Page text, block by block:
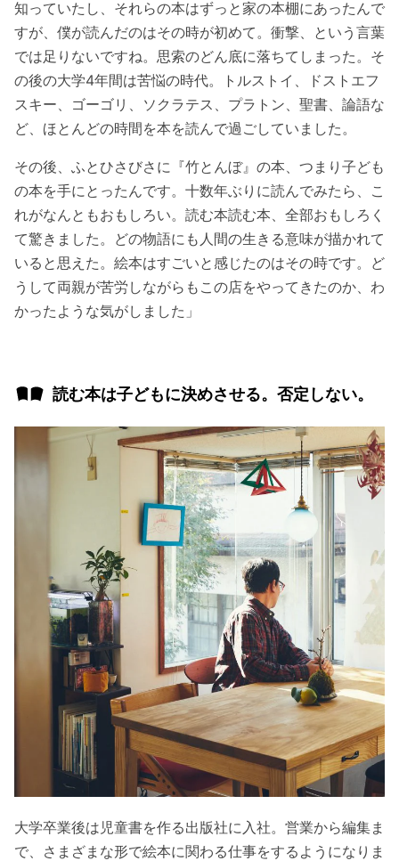
知っていたし、それらの本はずっと家の本棚にあったんで
すが、僕が読んだのはその時が初めて。衝撃、という言葉
では足りないですね。思索のどん底に落ちてしまった。そ
の後の大学4年間は苦悩の時代。トルストイ、ドストエフ
スキー、ゴーゴリ、ソクラテス、プラトン、聖書、論語な
ど、ほとんどの時間を本を読んで過ごしていました。
その後、ふとひさびさに『竹とんぼ』の本、つまり子ども
の本を手にとったんです。十数年ぶりに読んでみたら、こ
れがなんともおもしろい。読む本読む本、全部おもしろく
て驚きました。どの物語にも人間の生きる意味が描かれて
いると思えた。絵本はすごいと感じたのはその時です。ど
うして両親が苦労しながらもこの店をやってきたのか、わ
かったような気がしました」
読む本は子どもに決めさせる。否定しない。
大学卒業後は児童書を作る出版社に入社。営業から編集ま
で、さまざまな形で絵本に関わる仕事をするようになりま